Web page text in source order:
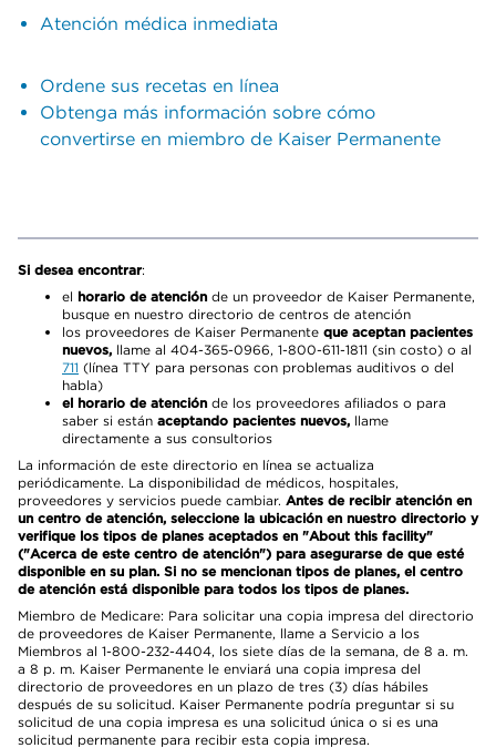
Atención médica inmediata
Ordene sus recetas en línea
Obtenga más información sobre cómo
convertirse en miembro de Kaiser Permanente
Si desea encontrar:
el horario de atención de un proveedor de Kaiser Permanente,
busque en nuestro directorio de centros de atención
los proveedores de Kaiser Permanente que aceptan pacientes
nuevos, llame al 404-365-0966, 1-800-611-1811 (sin costo) o al
711 (línea TTY para personas con problemas auditivos o del
habla)
el horario de atención de los proveedores afiliados o para
saber si están aceptando pacientes nuevos, llame
directamente a sus consultorios
La información de este directorio en línea se actualiza
periódicamente. La disponibilidad de médicos, hospitales,
proveedores y servicios puede cambiar. Antes de recibir atención en
un centro de atención, seleccione la ubicación en nuestro directorio y
verifique los tipos de planes aceptados en "About this facility"
("Acerca de este centro de atención") para asegurarse de que esté
disponible en su plan. Si no se mencionan tipos de planes, el centro
de atención está disponible para todos los tipos de planes.
Miembro de Medicare: Para solicitar una copia impresa del directorio
de proveedores de Kaiser Permanente, llame a Servicio a los
Miembros al 1-800-232-4404, los siete días de la semana, de 8 a. m.
a 8 p. m. Kaiser Permanente le enviará una copia impresa del
directorio de proveedores en un plazo de tres (3) días hábiles
después de su solicitud. Kaiser Permanente podría preguntar si su
solicitud de una copia impresa es una solicitud única o si es una
solicitud permanente para recibir esta copia impresa.